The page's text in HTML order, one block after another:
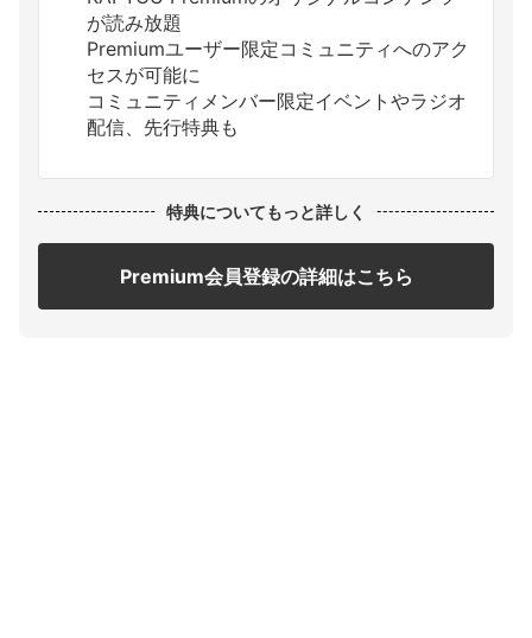
が読み放題
Premiumユーザー限定コミュニティへのアク
セスが可能に
コミュニティメンバー限定イベントやラジオ
配信、先行特典も
特典についてもっと詳しく
Premium会員登録の詳細はこちら